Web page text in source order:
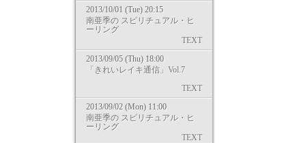
2013/10/01 (Tue) 20:15
南亜季の スピリチュアル・ヒ
ーリング
TEXT
2013/09/05 (Thu) 18:00
「きれいレイキ通信」Vol.7
TEXT
2013/09/02 (Mon) 11:00
南亜季の スピリチュアル・ヒ
ーリング
TEXT